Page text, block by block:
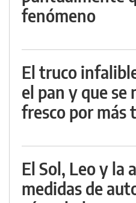
fenómeno
El truco
el pan y que se
fresco por más
El Sol, Leo y la
medidas de